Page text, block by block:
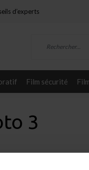
d’experts
Film sécurité
3